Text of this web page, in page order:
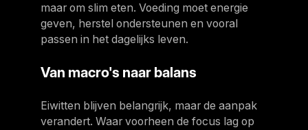
maar om slim eten. Voeding moet energie
geven, herstel ondersteunen en vooral
passen in het dagelijks leven.
Van macro's naar balans
Eiwitten blijven belangrijk, maar de aanpak
verandert. Waar voorheen de focus lag op